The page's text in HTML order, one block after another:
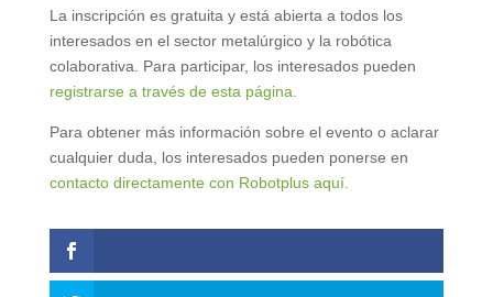
La inscripción es gratuita y está abierta a todos los
interesados en el sector metalúrgico y la robótica
colaborativa. Para participar, los interesados pueden
registrarse a través de esta página.
Para obtener más información sobre el evento o aclarar
cualquier duda, los interesados pueden ponerse en
contacto directamente con Robotplus aquí.